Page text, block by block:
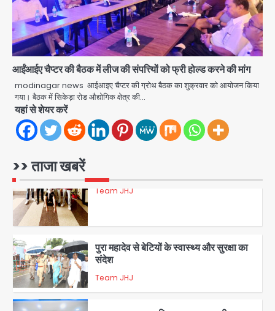
आईंआईए चैप्टर की बैठक में लीज की संपत्त्यिों को फ्री होल्ड करने की मांग
modinagar news आईआइए चैप्टर की ग्रोथ बैठक का शुक्रवार को आयोजन किया
गया। बैठक में सिकेड़ा रोड औद्योगिक क्षेत्र की…
यहां से शेयर करें
>> ताजा खबरें
4
डबल मर्डर का मुख्य साजिशकर्ता क्राइम ब्रांच
के हत्थे
Team JHJ
5
Team JHJ
1
संदेश
Team JHJ